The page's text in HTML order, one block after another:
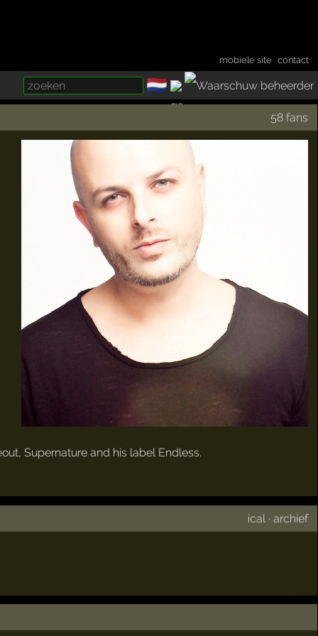
mobiele site ·contact
🇳🇱
58 fans
Supernature and his label Endless.
ical ·archief